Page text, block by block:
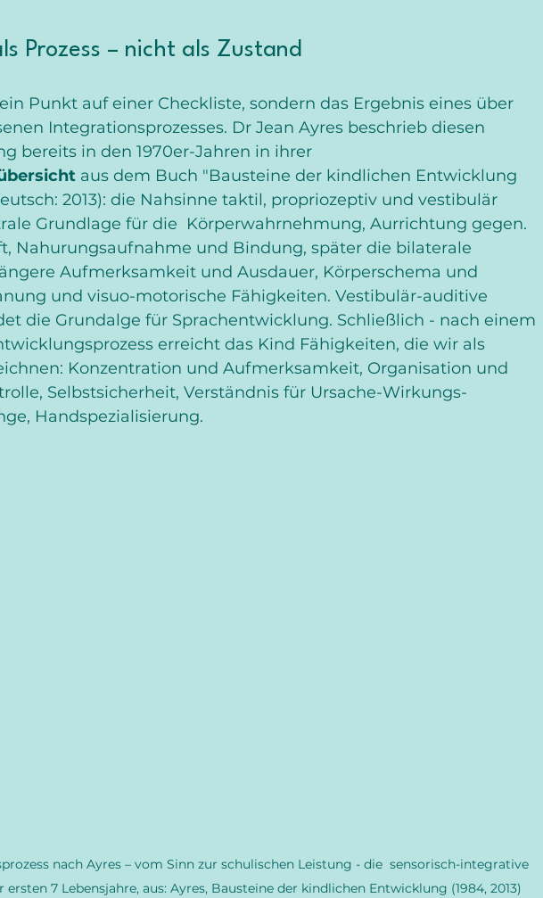
Prozess – nicht als Zustand
Punkt auf einer Checkliste, sondern das Ergebnis eines über
Integrationsprozesses. Dr Jean Ayres beschrieb diesen
bereits in den 1970er-Jahren in ihrer
aus dem Buch "Bausteine der kindlichen Entwicklung
2013): die Nahsinne taktil, propriozeptiv und vestibulär
Grundlage für die  Körperwahrnehmung, Aurrichtung gegen.
Nahurungsaufnahme und Bindung, später die bilaterale
Aufmerksamkeit und Ausdauer, Körperschema und
und visuo-motorische Fähigkeiten. Vestibulär-auditive
die Grundalge für Sprachentwicklung. Schließlich - nach einem
erreicht das Kind Fähigkeiten, die wir als
Konzentration und Aufmerksamkeit, Organisation und
Selbstsicherheit, Verständnis für Ursache-Wirkungs-
Handspezialisierung.
nach Ayres – vom Sinn zur schulischen Leistung - die  sensorisch-integrative
7 Lebensjahre, aus: Ayres, Bausteine der kindlichen Entwicklung (1984, 2013)